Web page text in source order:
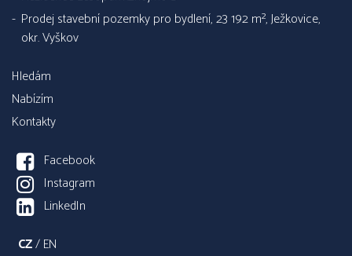
Prodej stavební pozemky pro bydlení, 23 192 m², Ježkovice,
okr. Vyškov
Hledám
Nabízím
Kontakty
Facebook
Instagram
LinkedIn
CZ/EN